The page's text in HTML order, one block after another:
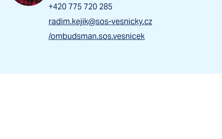
+420 775 720 285
radim.kejik@sos-vesnicky.cz
/ombudsman.sos.vesnicek